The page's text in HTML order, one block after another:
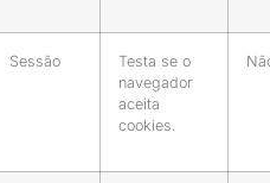
Sessão
Testa se o
navegador
aceita
cookies.